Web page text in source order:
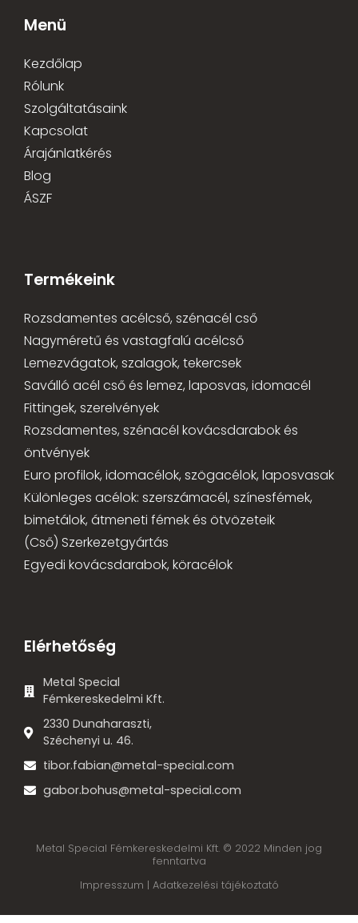
Menü
Kezdőlap
Rólunk
Szolgáltatásaink
Kapcsolat
Árajánlatkérés
Blog
ÁSZF
Termékeink
Rozsdamentes acélcső, szénacél cső
Nagyméretű és vastagfalú acélcső
Lemezvágatok, szalagok, tekercsek
Saválló acél cső és lemez, laposvas, idomacél
Fittingek, szerelvények
Rozsdamentes, szénacél kovácsdarabok és
öntvények
Euro profilok, idomacélok, szögacélok, laposvasak
Különleges acélok: szerszámacél, színesfémek,
bimetálok, átmeneti fémek és ötvözeteik
(Cső) Szerkezetgyártás
Egyedi kovácsdarabok, köracélok
Elérhetőség
Metal Special
Fémkereskedelmi Kft.
2330 Dunaharaszti,
Széchenyi u. 46.
tibor.fabian@metal-special.com
gabor.bohus@metal-special.com
Metal Special Fémkereskedelmi Kft. © 2022 Minden jog
fenntartva
Impresszum | Adatkezelési tájékoztató